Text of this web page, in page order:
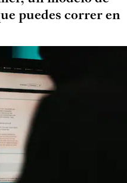
puedes correr en